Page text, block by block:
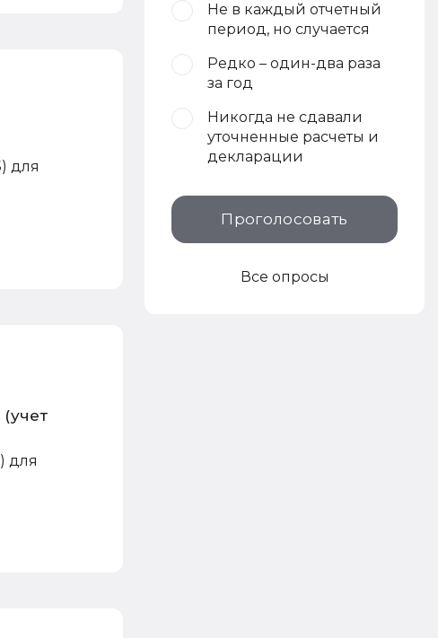
для
для
Не в каждый отчетный
период, но случается
Редко – один-два раза
за год
Никогда не сдавали
уточненные расчеты и
декларации
Проголосовать
Все опросы